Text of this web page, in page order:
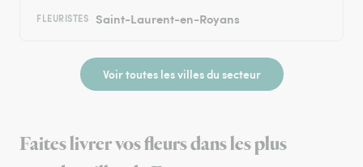
FLEURISTES Saint-Laurent-en-Royans
Voir toutes les villes du secteur
Faites livrer vos fleurs dans les plus